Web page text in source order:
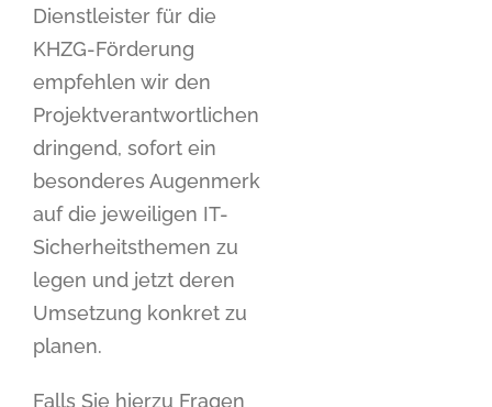
Dienstleister für die
KHZG-Förderung
empfehlen wir den
Projektverantwortlichen
dringend, sofort ein
besonderes Augenmerk
auf die jeweiligen IT-
Sicherheitsthemen zu
legen und jetzt deren
Umsetzung konkret zu
planen.
Falls Sie hierzu Fragen